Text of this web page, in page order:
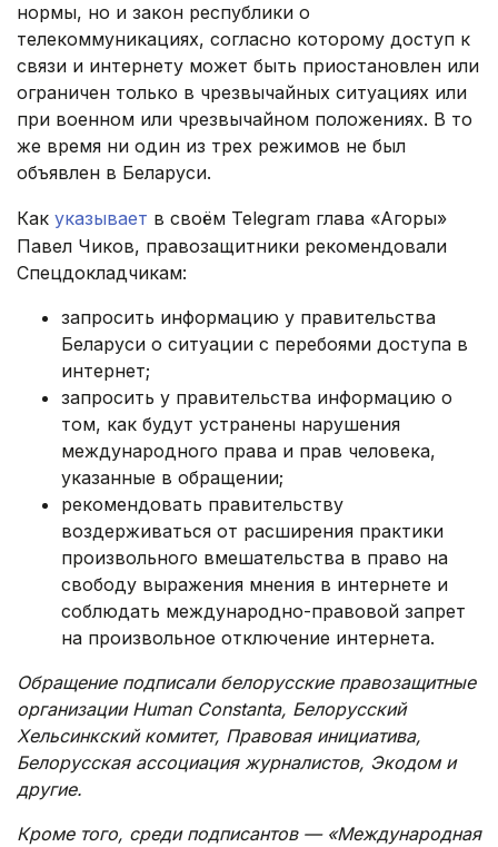
нормы, но и закон республики о
телекоммуникациях, согласно которому доступ к
связи и интернету может быть приостановлен или
ограничен только в чрезвычайных ситуациях или
при военном или чрезвычайном положениях. В то
же время ни один из трех режимов не был
объявлен в Беларуси.
Как указывает в своём Telegram глава «Агоры»
Павел Чиков, правозащитники рекомендовали
Спецдокладчикам:
запросить информацию у правительства
Беларуси о ситуации с перебоями доступа в
интернет;
запросить у правительства информацию о
том, как будут устранены нарушения
международного права и прав человека,
указанные в обращении;
рекомендовать правительству
воздерживаться от расширения практики
произвольного вмешательства в право на
свободу выражения мнения в интернете и
соблюдать международно-правовой запрет
на произвольное отключение интернета.
Обращение подписали белорусские правозащитные
организации Human Constanta, Белорусский
Хельсинкский комитет, Правовая инициатива,
Белорусская ассоциация журналистов, Экодом и
другие.
Кроме того, среди подписантов — «Международная